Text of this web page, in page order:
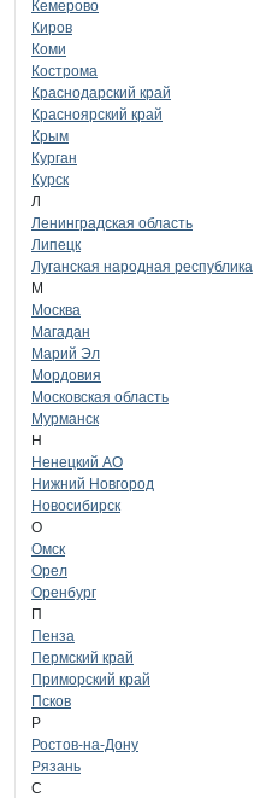
Кемерово
Киров
Коми
Кострома
Краснодарский край
Красноярский край
Крым
Курган
Курск
Л
Ленинградская область
Липецк
Луганская народная республика
М
Москва
Магадан
Марий Эл
Мордовия
Московская область
Мурманск
Н
Ненецкий АО
Нижний Новгород
Новосибирск
О
Омск
Орел
Оренбург
П
Пенза
Пермский край
Приморский край
Псков
Р
Ростов-на-Дону
Рязань
С